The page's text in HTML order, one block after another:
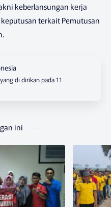
keberlansungan kerja
terkait Pemutusan
di dirikan pada 11
ini